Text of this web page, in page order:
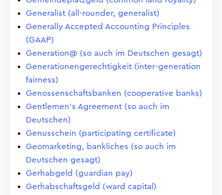
Generalist (all-rounder, generalist)
Generally Accepted Accounting Principles
(GAAP)
Generation@ (so auch im Deutschen gesagt)
Generationengerechtigkeit (inter-generation
fairness)
Genossenschaftsbanken (cooperative banks)
Gentlemen's Agreement (so auch im
Deutschen)
Genusschein (participating certificate)
Geomarketing, bankliches (so auch im
Deutschen gesagt)
Gerhabgeld (guardian pay)
Gerhabschaftsgeld (ward capital)